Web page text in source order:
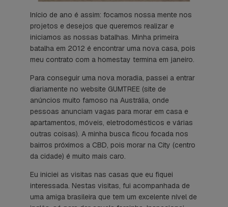
Início de ano é assim: focamos nossa mente nos
projetos e desejos que queremos realizar e
iniciamos as nossas batalhas. Minha primeira
batalha em 2012 é encontrar uma nova casa, pois
meu contrato com a homestay termina em janeiro.
Para conseguir uma nova moradia, passei a entrar
diariamente no website GUMTREE (site de
anúncios muito famoso na Austrália, onde
pessoas anunciam vagas para morar em casa e
apartamentos, móveis, eletrodomésticos e várias
outras coisas). A minha busca ficou focada nos
bairros próximos a CBD, pois morar na City (centro
da cidade) é muito mais caro.
Eu iniciei as visitas nas casas que eu fiquei
interessada. Nestas visitas, fui acompanhada de
uma amiga brasileira que tem um excelente nível de